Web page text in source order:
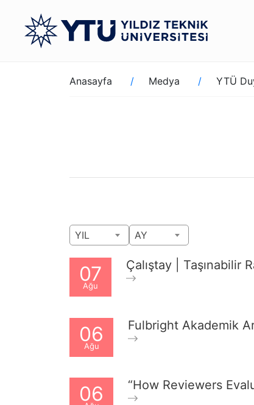
Sayfa
yolu
Anasayfa Medya YTÜ
YIL AY
07
Ağu
Çalıştay | Taşınabilir
06
Ağu
Fulbright Akademik
06 “How Reviewers